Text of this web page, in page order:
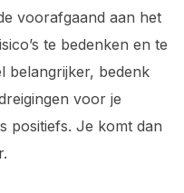
voorafgaand aan het
te bedenken en te
belangrijker, bedenk
voor je
positiefs. Je komt dan